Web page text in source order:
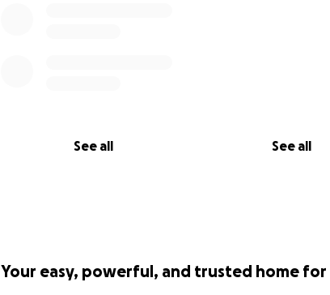
See all See all
est en libre-service.
Your easy, powerful, and trusted home for